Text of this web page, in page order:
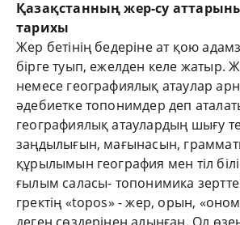
Қазақстанның жер-су
тарихы
Жер бетінің бедеріне ат қою
бірге туып, ежелден келе жатыр.
немесе географиялық атаулар
әдебиетке топонимдер деп
географиялық атаулардың шығу
заңдылығын, мағынасын,
құрылымын география мен тіл
ғылым саласы- топонимика
гректің «topos» - жер, орын,
деген сөздерінен алынған. Ол